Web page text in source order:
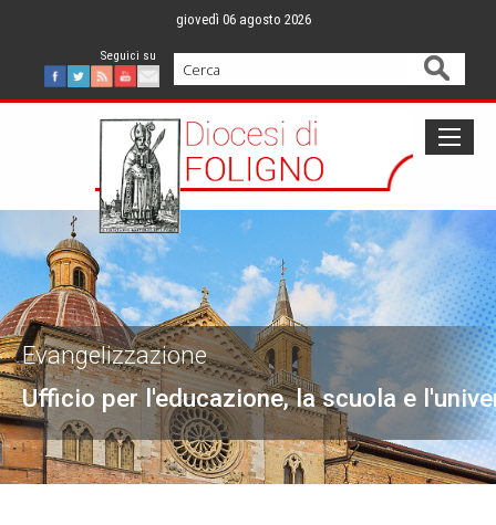
content
giovedì 06 agosto 2026
Facebook
Twitter
FeedYoutube
Mail
Cerca
Ufficio per l'educazione, la scuola e
Evangelizzazione